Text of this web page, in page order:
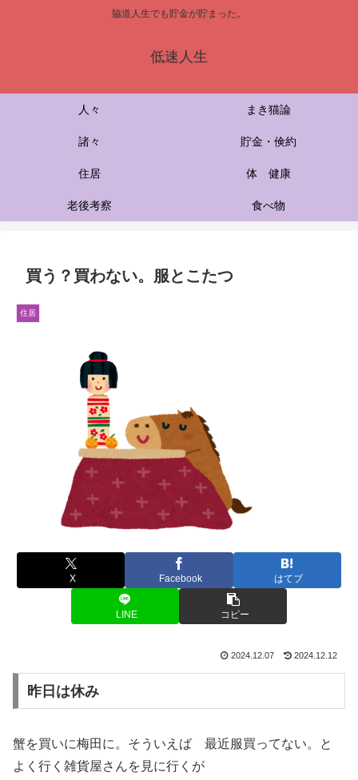
脇道人生でも貯金が貯まった。
低速人生
人々 まき猫論
諸々 貯金・倹約
住居 体 健康
老後考察 食べ物
買う？買わない。服とこたつ
住居
X Facebook はてブ
LINE コピー
2024.12.07 2024.12.12
昨日は休み
蟹を買いに梅田に。そういえば 最近服買ってない。と
よく行く雑貨屋さんを見に行くが